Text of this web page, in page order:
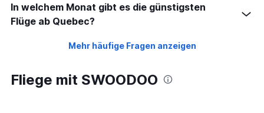
In welchem Monat gibt es die günstigsten
Flüge ab Quebec?
Mehr häufige Fragen anzeigen
Fliege mit SWOODOO